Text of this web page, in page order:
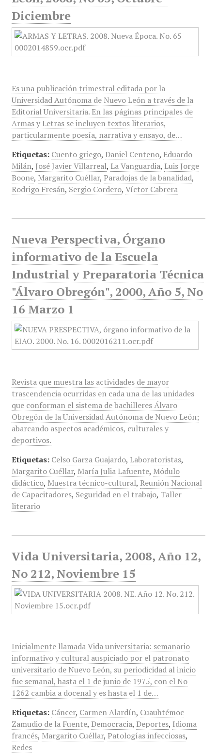
Diciembre
Es una publicación trimestral editada por la
Universidad Autónoma de Nuevo León a través de la
Editorial Universitaria. En las páginas principales de
Armas y Letras se incluyen textos literarios,
particularmente poesía, narrativa y ensayo, de…
Etiquetas: Cuento griego, Daniel Centeno, Eduardo
Milán, José Javier Villarreal, La Vanguardia, Luis Jorge
Boone, Margarito Cuéllar, Paradojas de la banalidad,
Rodrigo Fresán, Sergio Cordero, Víctor Cabrera
Nueva Perspectiva, Órgano
informativo de la Escuela
Industrial y Preparatoria Técnica
"Álvaro Obregón", 2000, Año 5, No
16 Marzo 1
Revista que muestra las actividades de mayor
trascendencia ocurridas en cada una de las unidades
que conforman el sistema de bachilleres Álvaro
Obregón de la Universidad Autónoma de Nuevo León;
abarcando aspectos académicos, culturales y
deportivos.
Etiquetas: Celso Garza Guajardo, Laboratoristas,
Margarito Cuéllar, María Julia Lafuente, Módulo
didáctico, Muestra técnico-cultural, Reunión Nacional
de Capacitadores, Seguridad en el trabajo, Taller
literario
Vida Universitaria, 2008, Año 12,
No 212, Noviembre 15
Inicialmente llamada Vida universitaria: semanario
informativo y cultural auspiciado por el patronato
universitario de Nuevo León, su periodicidad al inicio
fue semanal, hasta el 1 de junio de 1975, con el No
1262 cambia a docenal y es hasta el 1 de…
Etiquetas: Cáncer, Carmen Alardín, Cuauhtémoc
Zamudio de la Fuente, Democracia, Deportes, Idioma
francés, Margarito Cuéllar, Patologías infecciosas,
Redes